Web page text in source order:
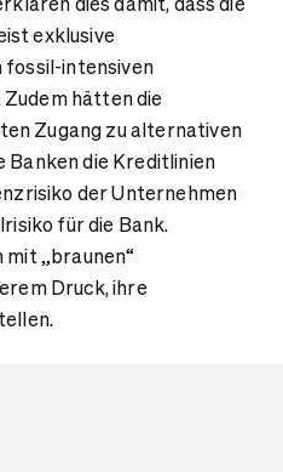
exklusive
fossil-intensiven
hätten die
Zugang zu alternativen
Banken die Kreditlinien
der Unternehmen
für die Bank.
mit „braunen“
Druck, ihre